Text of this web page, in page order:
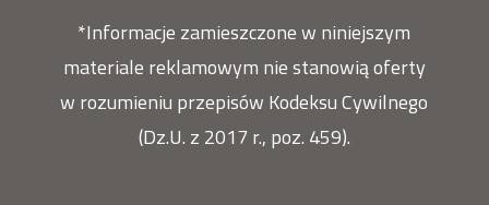
*Informacje zamieszczone w niniejszym
materiale reklamowym nie stanowią oferty
w rozumieniu przepisów Kodeksu Cywilnego
(Dz.U. z 2017 r., poz. 459).